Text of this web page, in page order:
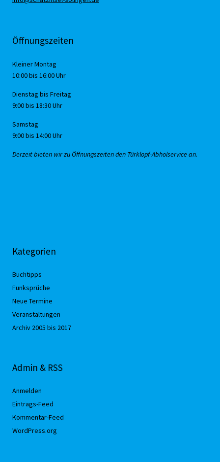
Öffnungszeiten
Kleiner Montag
10:00 bis 16:00 Uhr
Dienstag bis Freitag
9:00 bis 18:30 Uhr
Samstag
9:00 bis 14:00 Uhr
Derzeit bieten wir zu Öffnungszeiten den Türklopf-Abholservice an.
Kategorien
Buchtipps
Funksprüche
Neue Termine
Veranstaltungen
Archiv 2005 bis 2017
Admin & RSS
Anmelden
Eintrags-Feed
Kommentar-Feed
WordPress.org